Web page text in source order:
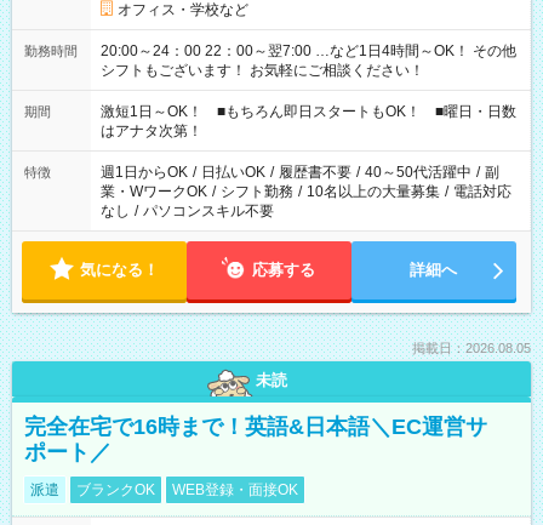
オフィス・学校など
勤務時間
20:00～24：00 22：00～翌7:00 …など1日4時間～OK！ その他
シフトもございます！ お気軽にご相談ください！
期間
激短1日～OK！ ■もちろん即日スタートもOK！ ■曜日・日数
はアナタ次第！
特徴 週1日からOK / 日払いOK / 履歴書不要 / 40～50代活躍中 / 副
業・WワークOK / シフト勤務 / 10名以上の大量募集 / 電話対応
なし / パソコンスキル不要
気になる！ 応募する 詳細へ
掲載日：2026.08.05
未読
完全在宅で16時まで！英語&日本語＼EC運営サ
ポート／
派遣 ブランクOK WEB登録・面接OK